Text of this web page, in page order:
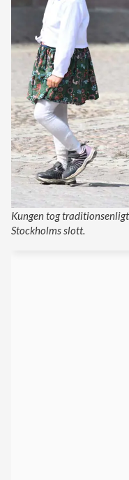
Kungen tog
Stockholms slott.